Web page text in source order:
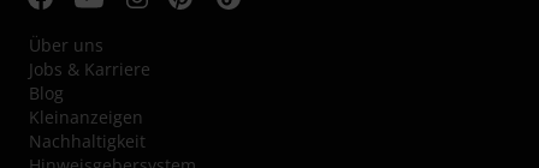
Über uns
Jobs & Karriere
Blog
Kleinanzeigen
Nachhaltigkeit